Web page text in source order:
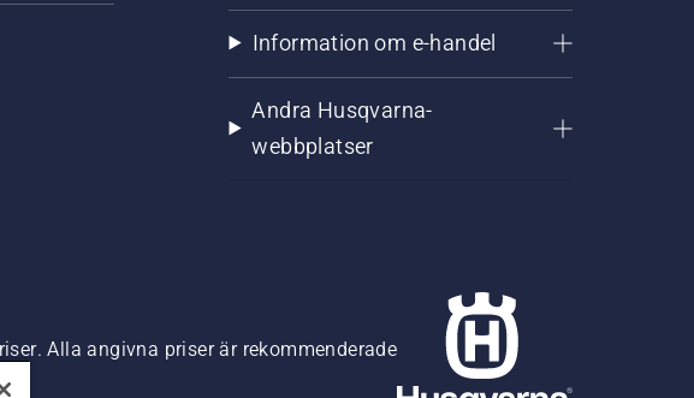
Information om e-handel
Andra Husqvarna-
webbplatser
Alla angivna priser är rekommenderade